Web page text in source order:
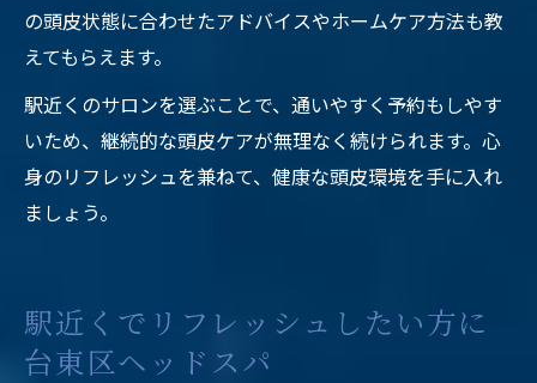
の頭皮状態に合わせたアドバイスやホームケア方法も教
えてもらえます。
駅近くのサロンを選ぶことで、通いやすく予約もしやす
いため、継続的な頭皮ケアが無理なく続けられます。心
身のリフレッシュを兼ねて、健康な頭皮環境を手に入れ
ましょう。
駅近くでリフレッシュしたい方に
台東区ヘッドスパ